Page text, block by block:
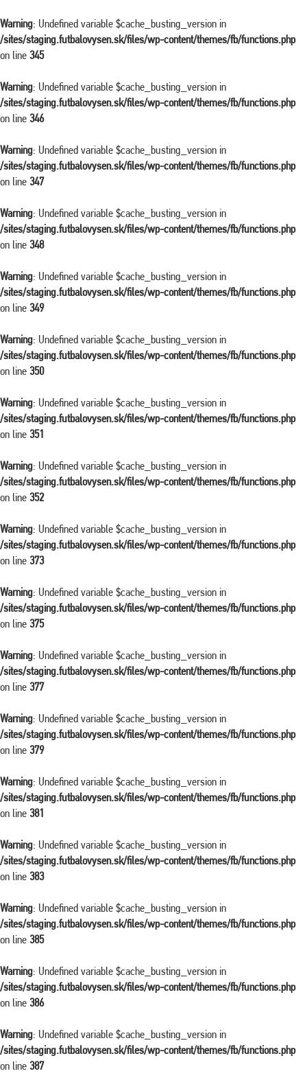
Warning: Undefined variable $cache_busting_version in
/sites/staging.futbalovysen.sk/files/wp-content/themes/fb/functions.php
on line 345
Warning: Undefined variable $cache_busting_version in
/sites/staging.futbalovysen.sk/files/wp-content/themes/fb/functions.php
on line 346
Warning: Undefined variable $cache_busting_version in
/sites/staging.futbalovysen.sk/files/wp-content/themes/fb/functions.php
on line 347
Warning: Undefined variable $cache_busting_version in
/sites/staging.futbalovysen.sk/files/wp-content/themes/fb/functions.php
on line 348
Warning: Undefined variable $cache_busting_version in
/sites/staging.futbalovysen.sk/files/wp-content/themes/fb/functions.php
on line 349
Warning: Undefined variable $cache_busting_version in
/sites/staging.futbalovysen.sk/files/wp-content/themes/fb/functions.php
on line 350
Warning: Undefined variable $cache_busting_version in
/sites/staging.futbalovysen.sk/files/wp-content/themes/fb/functions.php
on line 351
Warning: Undefined variable $cache_busting_version in
/sites/staging.futbalovysen.sk/files/wp-content/themes/fb/functions.php
on line 352
Warning: Undefined variable $cache_busting_version in
/sites/staging.futbalovysen.sk/files/wp-content/themes/fb/functions.php
on line 373
Warning: Undefined variable $cache_busting_version in
/sites/staging.futbalovysen.sk/files/wp-content/themes/fb/functions.php
on line 375
Warning: Undefined variable $cache_busting_version in
/sites/staging.futbalovysen.sk/files/wp-content/themes/fb/functions.php
on line 377
Warning: Undefined variable $cache_busting_version in
/sites/staging.futbalovysen.sk/files/wp-content/themes/fb/functions.php
on line 379
Warning: Undefined variable $cache_busting_version in
/sites/staging.futbalovysen.sk/files/wp-content/themes/fb/functions.php
on line 381
Warning: Undefined variable $cache_busting_version in
/sites/staging.futbalovysen.sk/files/wp-content/themes/fb/functions.php
on line 383
Warning: Undefined variable $cache_busting_version in
/sites/staging.futbalovysen.sk/files/wp-content/themes/fb/functions.php
on line 385
Warning: Undefined variable $cache_busting_version in
/sites/staging.futbalovysen.sk/files/wp-content/themes/fb/functions.php
on line 386
Warning: Undefined variable $cache_busting_version in
/sites/staging.futbalovysen.sk/files/wp-content/themes/fb/functions.php
on line 387